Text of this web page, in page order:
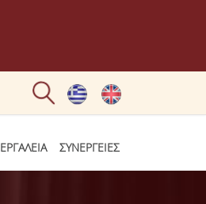
ΕΡΓΑΛΕΙΑ ΣΥΝΕΡΓΕΙΕΣ